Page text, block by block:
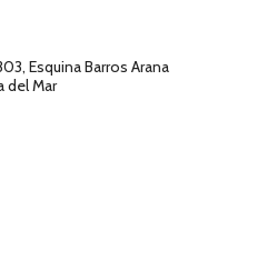
Esquina Barros Arana
del Mar